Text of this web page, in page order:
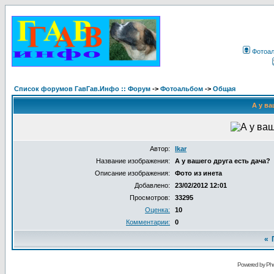
Список форумов ГавГав.Инфо :: Форум -> Фотоальбом -> Общая
А у
Автор:
Ikar
Название изображения:
А у вашего друга есть дача?
Описание изображения:
Фото из инета
Добавлено:
23/02/2012 12:01
Просмотров:
33295
Оценка:
10
Комментарии:
0
«
Powered by